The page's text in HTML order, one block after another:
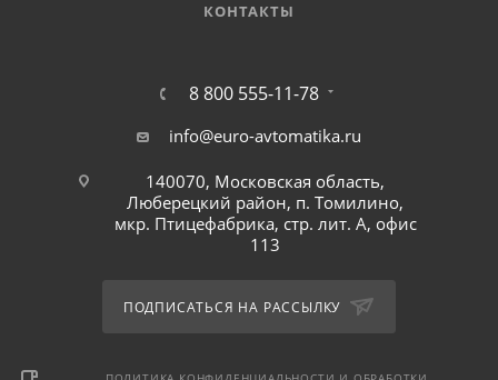
КОНТАКТЫ
8 800 555-11-78
info@euro-avtomatika.ru
140070, Московская область,
Люберецкий район, п. Томилино,
мкр. Птицефабрика, стр. лит. А, офис
113
ПОДПИСАТЬСЯ НА РАССЫЛКУ